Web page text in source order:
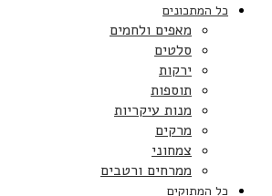
כל המתכונים
מאפים ולחמים
סלטים
ירקות
תוספות
מנות עיקריות
מרקים
צמחוני
ממרחים ורטבים
כל המתוקים